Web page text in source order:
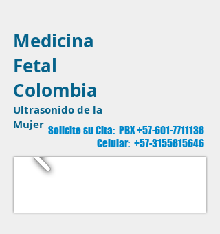
Medicina
Fetal
Colombia
Ultrasonido de la
Mujer Solicite su Cita: PBX+57-601-7711138
Celular: +57-3155815646